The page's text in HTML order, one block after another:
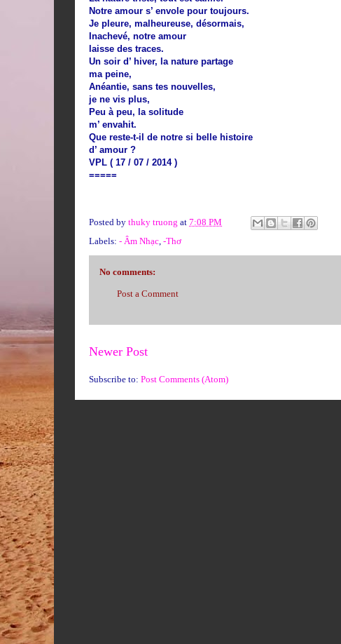
Notre amour s’ envole pour toujours.
Je pleure, malheureuse, désormais,
Inachevé, notre amour
laisse des traces.
Un soir d’ hiver, la nature partage
ma peine,
Anéantie, sans tes nouvelles,
je ne vis plus,
Peu à peu, la solitude
m’ envahit.
Que reste-t-il de notre si belle histoire
d’ amour ?
VPL ( 17 / 07 / 2014 )
=====
Posted by thuky truong at 7:08 PM
Labels: - Âm Nhạc, -Thơ
No comments:
Post a Comment
Newer Post
Subscribe to: Post Comments (Atom)